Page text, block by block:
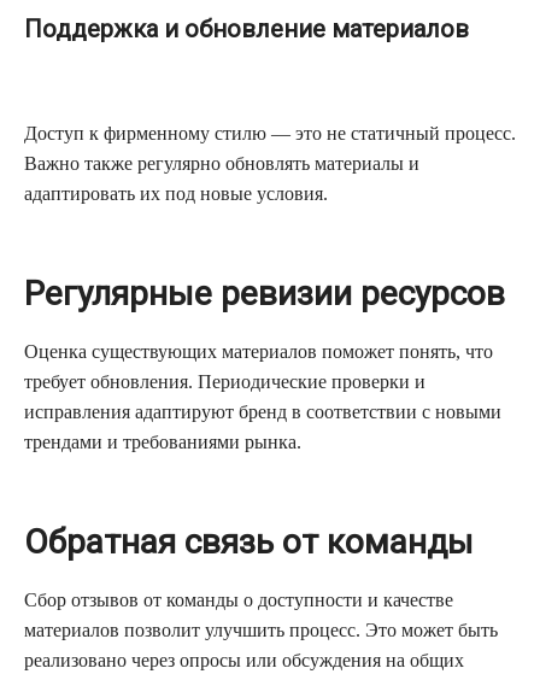
Поддержка и обновление материалов
Доступ к фирменному стилю — это не статичный процесс.
Важно также регулярно обновлять материалы и
адаптировать их под новые условия.
Регулярные ревизии ресурсов
Оценка существующих материалов поможет понять, что
требует обновления. Периодические проверки и
исправления адаптируют бренд в соответствии с новыми
трендами и требованиями рынка.
Обратная связь от команды
Сбор отзывов от команды о доступности и качестве
материалов позволит улучшить процесс. Это может быть
реализовано через опросы или обсуждения на общих